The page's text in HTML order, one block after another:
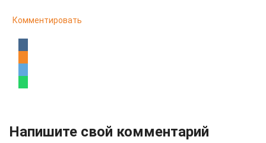
Комментировать
Напишите свой комментарий